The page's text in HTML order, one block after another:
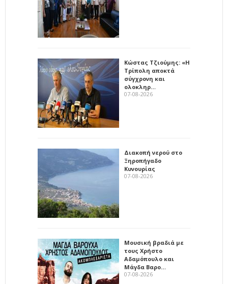
Κώστας Τζιούμης: «Η
Τρίπολη αποκτά
σύγχρονη και
ολοκληρ…
07-08-2026
Διακοπή νερού στο
Ξηροπήγαδο
Κυνουρίας
07-08-2026
Μουσική βραδιά με
τους Χρήστο
Αδαμόπουλο και
Μάγδα Βαρο…
07-08-2026